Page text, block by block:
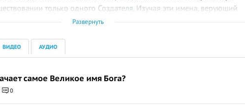
только одного Создателя. Изучая эти имена, верующий
«У Аллаха есть прекрасные Имена. Так обращайтесь же к Нему,
Развернуть
ВИДЕО АУДИО
самое Великое имя Бога?
0